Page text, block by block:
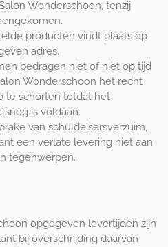
Wonderschoon, tenzij
producten vindt plaats op
adres.
bedragen niet of niet op tijd
Wonderschoon het recht
te schorten totdat het
is voldaan.
van schuldeisersverzuim,
een verlate levering niet aan
tegenwerpen.
opgegeven levertijden zijn
bij overschrijding daarvan